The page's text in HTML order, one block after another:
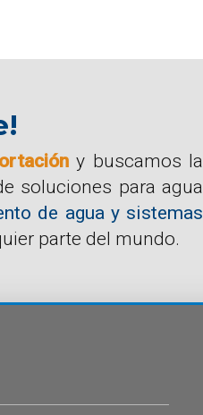
y buscamos la
soluciones para agua
de agua y sistemas
parte del mundo.